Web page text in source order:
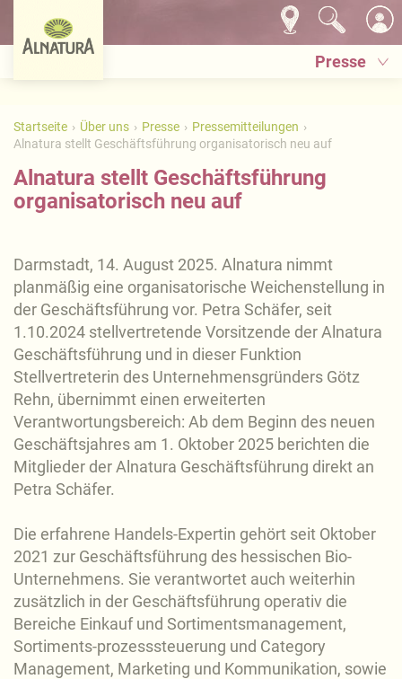
Presse
Startseite Über uns Presse
Pressemitteilungen
Alnatura stellt Geschäftsführung organisatorisch neu auf
Alnatura stellt Geschäftsführung
organisatorisch neu auf
Darmstadt, 14. August 2025. Alnatura nimmt
planmäßig eine organisatorische Weichenstellung in
der Geschäftsführung vor. Petra Schäfer, seit
1.10.2024 stellvertretende Vorsitzende der Alnatura
Geschäftsführung und in dieser Funktion
Stellvertreterin des Unternehmensgründers Götz
Rehn, übernimmt einen erweiterten
Verantwortungsbereich: Ab dem Beginn des neuen
Geschäftsjahres am 1. Oktober 2025 berichten die
Mitglieder der Alnatura Geschäftsführung direkt an
Petra Schäfer.
Die erfahrene Handels-Expertin gehört seit Oktober
2021 zur Geschäftsführung des hessischen Bio-
Unternehmens. Sie verantwortet auch weiterhin
zusätzlich in der Geschäftsführung operativ die
Bereiche Einkauf und Sortimentsmanagement,
Sortiments-prozesssteuerung und Category
Management, Marketing und Kommunikation, sowie